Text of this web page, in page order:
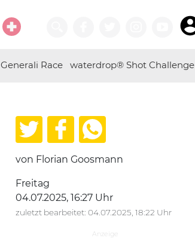
Generali Race waterdrop® Shot Challenge
von Florian Goosmann
Freitag
04.07.2025, 16:27 Uhr
zuletzt bearbeitet: 04.07.2025, 18:22 Uhr